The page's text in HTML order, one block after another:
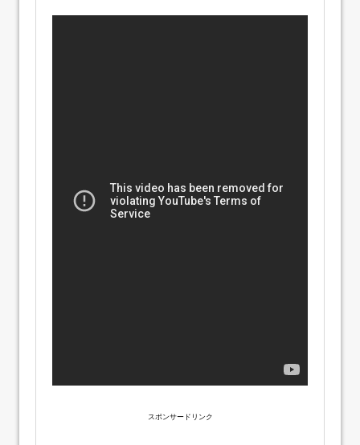
スポンサードリンク